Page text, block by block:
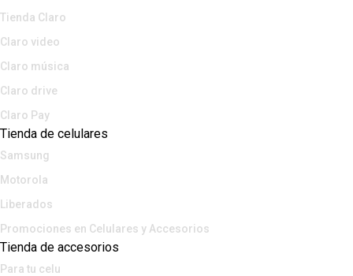
Tienda Claro
Claro video
Claro música
Claro drive
Claro Pay
Tienda de celulares
Samsung
Motorola
Liberados
Promociones en Celulares y Accesorios
Tienda de accesorios
Para tu celu